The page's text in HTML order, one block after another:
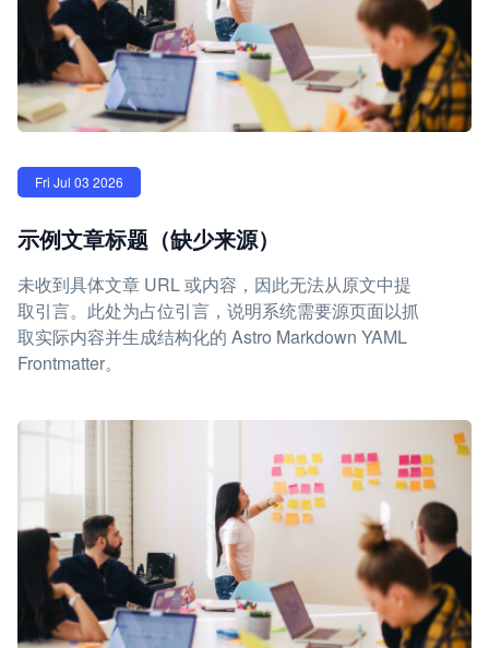
Fri Jul 03 2026
示例文章标题（缺少来源）
未收到具体文章 URL 或内容，因此无法从原文中提
取引言。此处为占位引言，说明系统需要源页面以抓
取实际内容并生成结构化的 Astro Markdown YAML
Frontmatter。